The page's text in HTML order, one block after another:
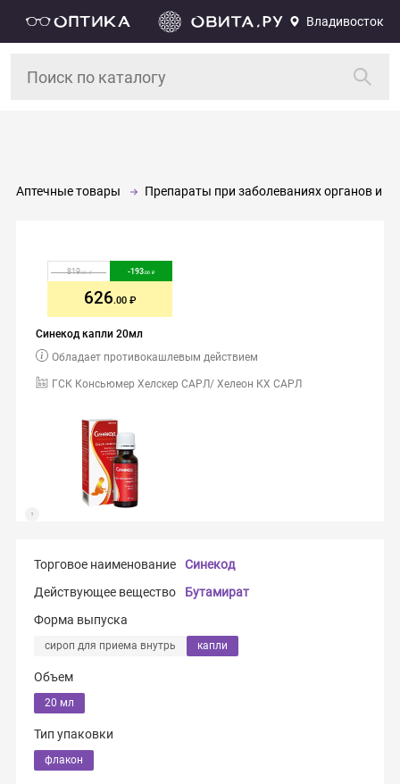
Владивосток
Аптечные товары Препараты при заболеваниях органов и
Синекод капли 20мл
ГСК Консьюмер Хелскер САРЛ/ Хелеон КХ САРЛ
Обладает противокашлевым действием
819.00 -193.00
626.00
Торговое наименование
Синекод
Действующее вещество
Бутамират
Форма выпуска
сироп для приема внутрь капли
Объем
20 мл
Тип упаковки
флакон